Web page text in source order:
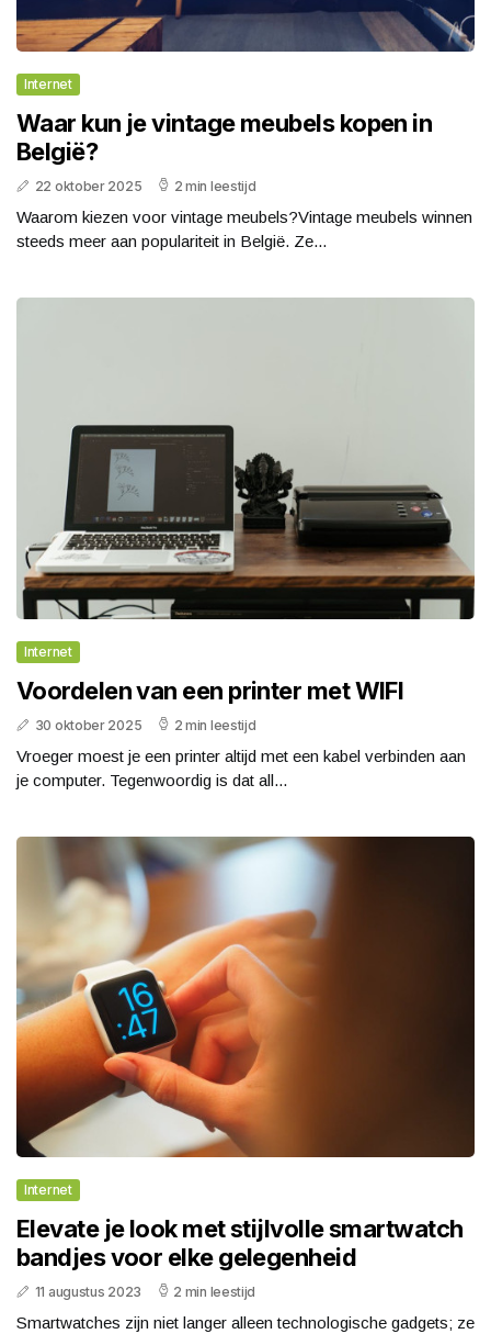
Internet
Waar kun je vintage meubels kopen in
België?
22 oktober 2025 2 min leestijd
Waarom kiezen voor vintage meubels?Vintage meubels winnen
steeds meer aan populariteit in België. Ze...
Internet
Voordelen van een printer met WIFI
30 oktober 2025 2 min leestijd
Vroeger moest je een printer altijd met een kabel verbinden aan
je computer. Tegenwoordig is dat all...
Internet
Elevate je look met stijlvolle smartwatch
bandjes voor elke gelegenheid
11 augustus 2023 2 min leestijd
Smartwatches zijn niet langer alleen technologische gadgets; ze